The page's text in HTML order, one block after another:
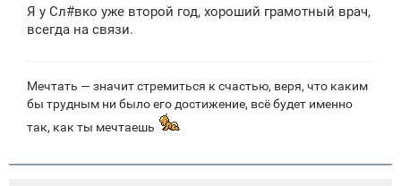
б
щ
Я у Сл#вко уже второй год, хороший грамотный врач,
всегда на связи.
Мечтать — значит стремиться к счастью, веря, что каким
бы трудным ни было его достижение, всё будет именно
так, как ты мечтаешь